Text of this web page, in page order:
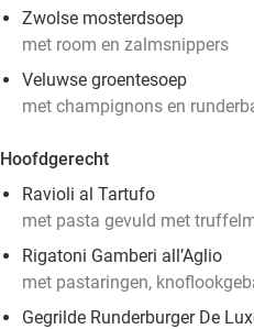
Zwolse mosterdsoep
met room en zalmsnippers
Veluwse groentesoep
met champignons en
Hoofdgerecht
Ravioli al Tartufo
met pasta gevuld met
Rigatoni Gamberi all’Aglio
met pastaringen,
Gegrilde Runderburger De